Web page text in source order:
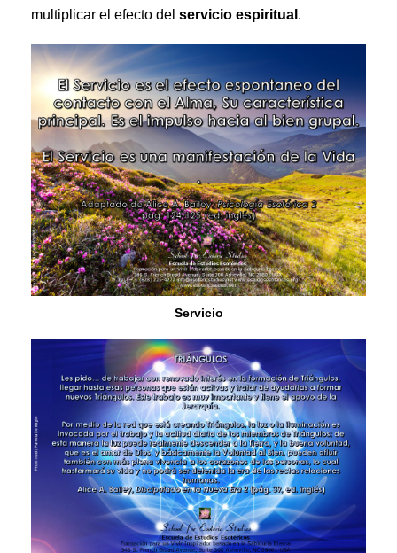
multiplicar el efecto del servicio espiritual .
Servicio